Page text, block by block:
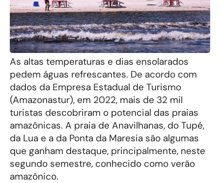
As altas temperaturas e dias ensolarados
pedem águas refrescantes. De acordo com
dados da Empresa Estadual de Turismo
(Amazonastur), em 2022, mais de 32 mil
turistas descobriram o potencial das praias
amazônicas. A praia de Anavilhanas, do Tupé,
da Lua e a da Ponta da Maresia são algumas
que ganham destaque, principalmente, neste
segundo semestre, conhecido como verão
amazônico.